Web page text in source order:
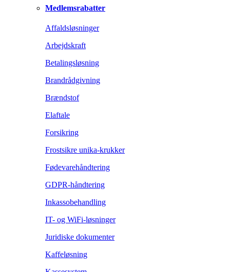
Medlemsrabatter
Affaldsløsninger
Arbejdskraft
Betalingsløsning
Brandrådgivning
Brændstof
Elaftale
Forsikring
Frostsikre unika-krukker
Fødevarehåndtering
GDPR-håndtering
Inkassobehandling
IT- og WiFi-løsninger
Juridiske dokumenter
Kaffeløsning